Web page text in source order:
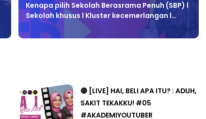
Kenapa pilih Sekolah Berasrama Penuh (SBP) l
Sekolah khusus l Kluster kecemerlangan l…
🔴 [LIVE] HAI, BELI APA ITU? : ADUH,
SAKIT TEKAKKU! #05
#AKADEMIYOUTUBER